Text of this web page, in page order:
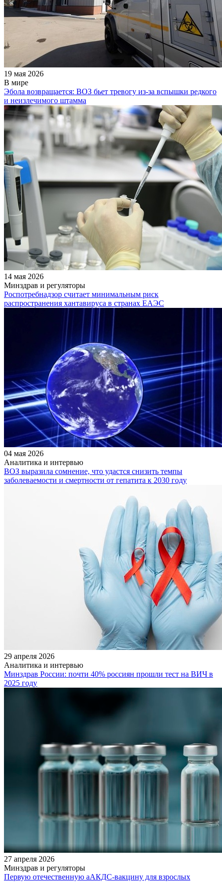
19 мая 2026
В мире
Эбола возвращается: ВОЗ бьет тревогу из-за вспышки редкого
и неизлечимого штамма
14 мая 2026
Минздрав и регуляторы
Роспотребнадзор считает минимальным риск
распространения хантавируса в странах ЕАЭС
04 мая 2026
Аналитика и интервью
ВОЗ выразила сомнение, что удастся снизить темпы
заболеваемости и смертности от гепатита к 2030 году
29 апреля 2026
Аналитика и интервью
Минздрав России: почти 40% россиян прошли тест на ВИЧ в
2025 году
27 апреля 2026
Минздрав и регуляторы
Первую отечественную аАКДС-вакцину для взрослых